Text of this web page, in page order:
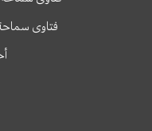
فتاوى